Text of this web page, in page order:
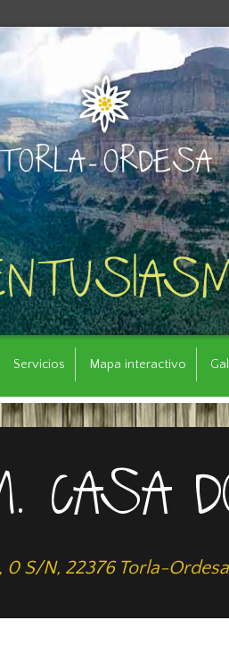
Servicios Mapa interactivo
CASA
0 S/N, 22376 Torla-